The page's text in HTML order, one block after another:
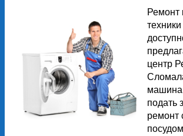
Ремонт
центр
подать
ремонт